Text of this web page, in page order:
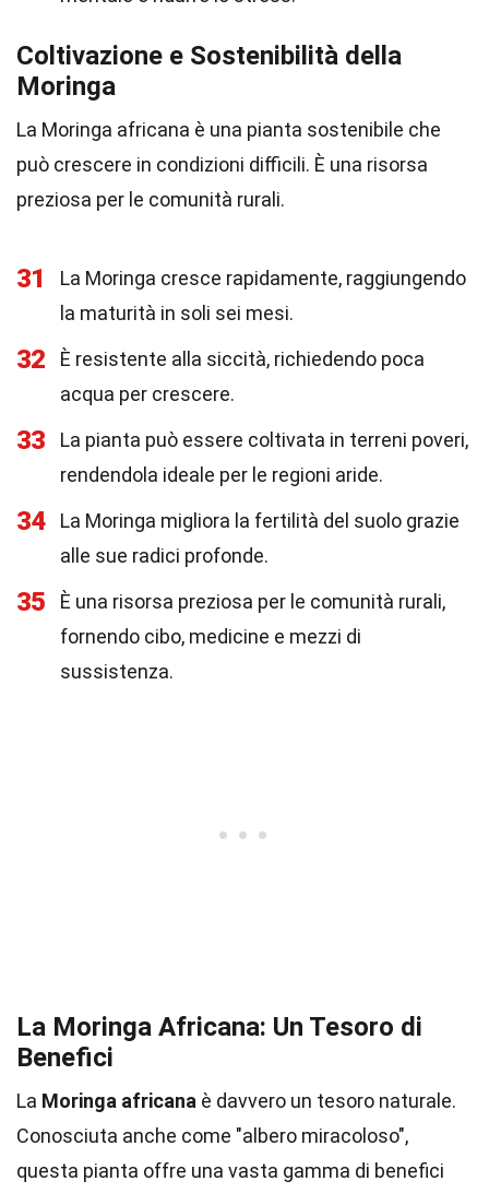
Coltivazione e Sostenibilità della
Moringa
La Moringa africana è una pianta sostenibile che
può crescere in condizioni difficili. È una risorsa
preziosa per le comunità rurali.
31
La Moringa cresce rapidamente, raggiungendo
la maturità in soli sei mesi.
32
È resistente alla siccità, richiedendo poca
acqua per crescere.
33
La pianta può essere coltivata in terreni poveri,
rendendola ideale per le regioni aride.
34
La Moringa migliora la fertilità del suolo grazie
alle sue radici profonde.
35
È una risorsa preziosa per le comunità rurali,
fornendo cibo, medicine e mezzi di
sussistenza.
La Moringa Africana: Un Tesoro di
Benefici
La Moringa africana è davvero un tesoro naturale.
Conosciuta anche come "albero miracoloso",
questa pianta offre una vasta gamma di benefici